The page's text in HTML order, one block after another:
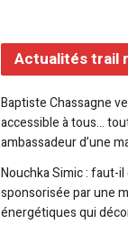
Actualités trail
Baptiste Chassagne
accessible à tous…
ambassadeur d’une
Nouchka Simic : faut-
sponsorisée par une
énergétiques qui